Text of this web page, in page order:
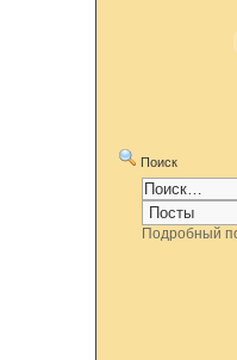
Поиск
Подробный